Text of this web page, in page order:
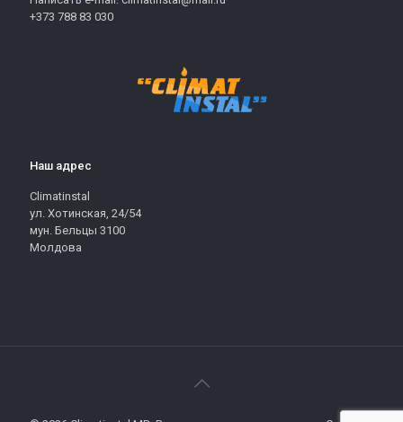
+373 788 83 030
Наш адрес
Climatinstal
ул. Хотинская, 24/54
мун. Бельцы 3100
Молдова